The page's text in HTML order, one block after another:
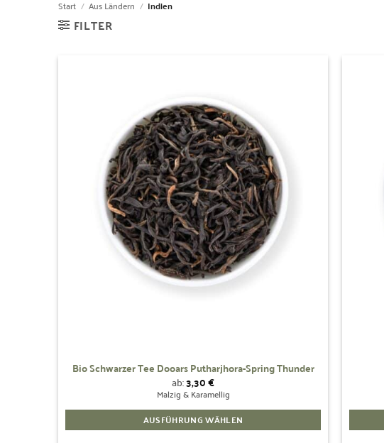
Start / Aus Ländern / Indien
FILTER
Bio Schwarzer Tee Dooars Putharjhora-Spring Thunder
ab:3,30€
Malzig & Karamellig
AUSFÜHRUNG WÄHLEN